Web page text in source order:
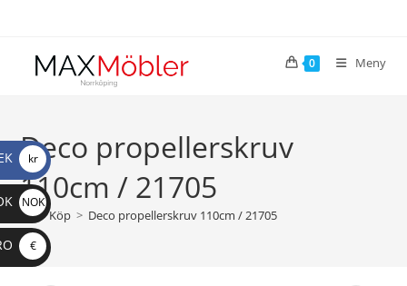
0 Meny
Deco propellerskruv
110cm / 21705
> Köp > Deco propellerskruv 110cm / 21705
kr
NOK
€